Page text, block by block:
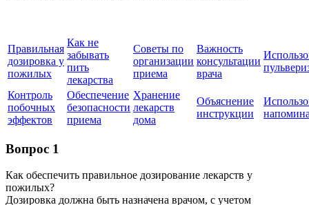
Правильная
дозировка у
пожилых
Как не
забывать
пить
лекарства
Советы по
организации
приема
Важность
консультации
врача
Контроль
побочных
эффектов
Обеспечение
безопасности
приема
Хранение
лекарств
дома
Объяснение
инструкции
Вопрос 1
Как обеспечить правильное дозирование лекарств у
пожилых?
Дозировка должна быть назначена врачом, с учетом